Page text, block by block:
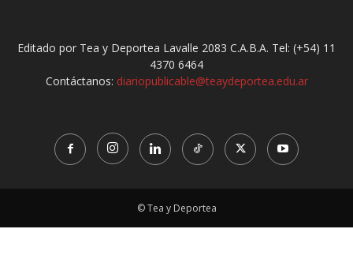
Editado por Tea y Deportea Lavalle 2083 C.A.B.A. Tel: (+54) 11
4370 6464
Contáctanos: diariopublicable@teaydeportea.edu.ar
© Tea y Deportea